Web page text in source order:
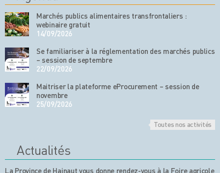
Marchés publics alimentaires transfrontaliers :
webinaire gratuit
14/09/2026
Se familiariser à la réglementation des marchés publics
– session de septembre
22/09/2026
Maitriser la plateforme eProcurement – session de
novembre
25/09/2026
Toutes nos activités
Actualités
La Province de Hainaut vous donne rendez-vous à la Foire agricole